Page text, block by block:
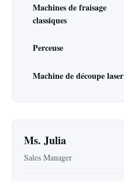
Machines de fraisage
classiques
Perceuse
Machine de découpe laser
Ms. Julia
Sales Manager